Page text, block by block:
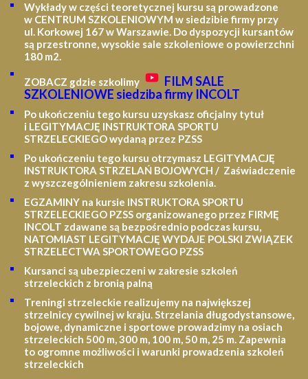
Wykłady w części teoretycznej kursu są prowadzone
w CENTRUM SZKOLENIOWYM w siedzibie firmy przy
ul. Korkowej 167 w Warszawie. Do dyspozycji kursantów
są przestronne, wysokie sale szkoleniowe o powierzchni
180 m2.
ZOBACZ gdzie szkolimy
FILM SALE
SZKOLENIOWE siedziba firmy INCOLT
Po ukończeniu tego kursu uzyskasz oficjalny tytuł
i LEGITYMACJĘ INSTRUKTORA SPORTU
STRZELECKIEGO wydaną przez PZSS
Po ukończeniu tego kursu otrzymasz LEGITYMACJĘ
INSTRUKTORA STRZELAŃ BOJOWYCH / Zaświadczenie
z wyszczególnieniem zakresu szkolenia.
EGZAMINY na kursie INSTRUKTORA SPORTU
STRZELECKIEGO PZSS organizowanego przez FIRMĘ
INCOLT zdawane są bezpośrednio podczas kursu,
NATOMIAST LEGITYMACJĘ WYDAJE POLSKI ZWIĄZEK
STRZELECTWA SPORTOWEGO PZSS
Kursanci są ubezpieczeni w zakresie szkoleń
strzeleckich z bronią palną
Treningi strzeleckie realizujemy na największej
strzelnicy cywilnej w kraju. Strzelania długodystansowe,
bojowe, dynamiczne i sportowe prowadzimy na osiach
strzeleckich 500 m, 300 m, 100 m, 50 m, 25 m. Zapewnia
to ogromne możliwości i warunki prowadzenia szkoleń
strzeleckich